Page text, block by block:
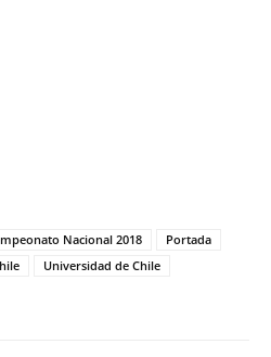
Nacional 2018
Portada
Universidad de Chile